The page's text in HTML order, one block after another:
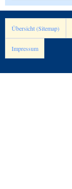
Übersicht (Sitemap)
Impressum